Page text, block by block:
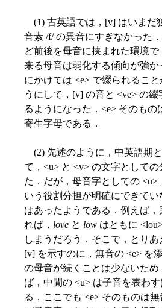
(1) 古英語では，[v] はいまだ
音素 /f/ の異音にすぎなかった
ど前後を母音に挟まれた環境
来る母音は弱化する傾向が強
にかけては <e> で綴られるこ
うにして，[v] の音と <ve> の
るようになった．<e> そのも
寄生字母である．
(2) 先述のように，中英語期
て，<u> と <v> の文字として
た．だが，母音字としての <u>
いう役割分担が明確にできて
はあったようである．例えば
れば， love と low はともに
しまうだろう．そこで，とり
[v] を示すのに，無音の <e> を
の母音が続くことは少ないため
ば，中間の <u> は子音を表わ
る．ここでも <e> そのものは